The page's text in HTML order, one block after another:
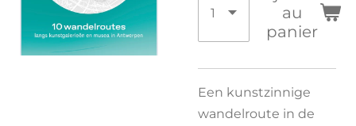
au
panier
Een kunstzinnige
wandelroute in de